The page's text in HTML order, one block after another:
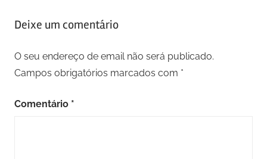
Deixe um comentário
O seu endereço de email não será publicado.
Campos obrigatórios marcados com *
Comentário *